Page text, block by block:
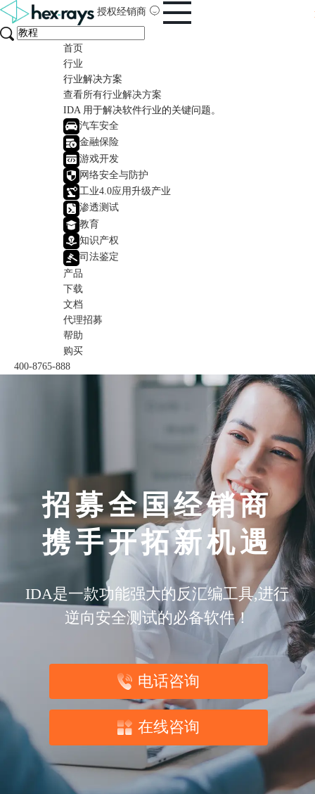
授权经销商
首页
行业
行业解决方案
查看所有行业解决方案
IDA 用于解决软件行业的关键问题。
汽车安全
金融保险
游戏开发
网络安全与防护
工业4.0应用升级产业
渗透测试
教育
知识产权
司法鉴定
产品
下载
文档
代理招募
帮助
购买
400-8765-888
招募全国经销商
携手开拓新机遇
IDA是一款功能强大的反汇编工具,进行
逆向安全测试的必备软件！
电话咨询
在线咨询